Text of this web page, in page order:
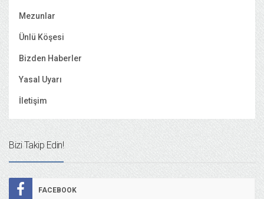
Mezunlar
Ünlü Köşesi
Bizden Haberler
Yasal Uyarı
İletişim
Bizi Takip Edin!
FACEBOOK